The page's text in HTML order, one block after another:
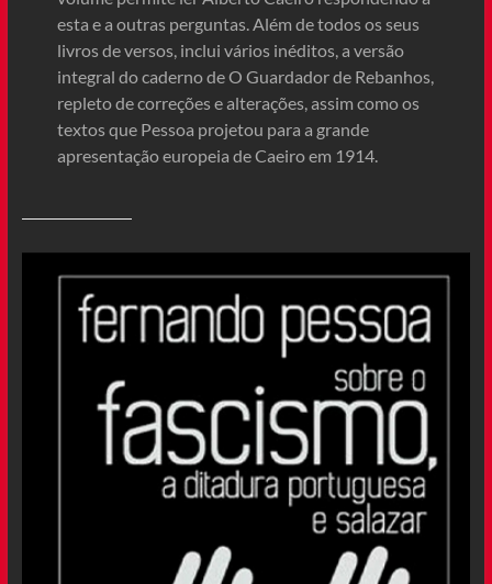
esta e a outras perguntas. Além de todos os seus
livros de versos, inclui vários inéditos, a versão
integral do caderno de O Guardador de Rebanhos,
repleto de correções e alterações, assim como os
textos que Pessoa projetou para a grande
apresentação europeia de Caeiro em 1914.